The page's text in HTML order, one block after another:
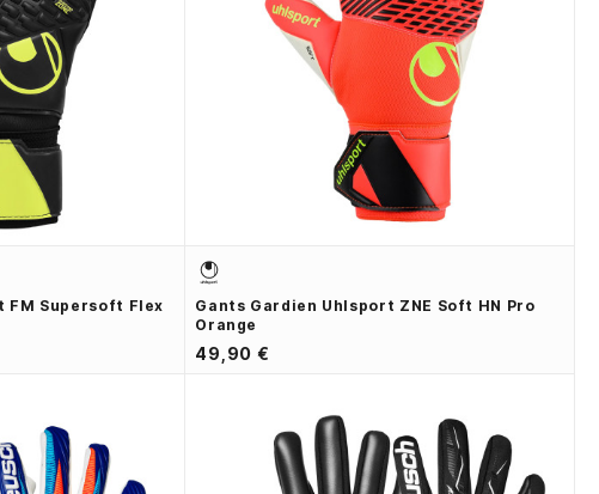
FM Supersoft Flex
Gants Gardien Uhlsport ZNE Soft HN Pro
Orange
49,90 €